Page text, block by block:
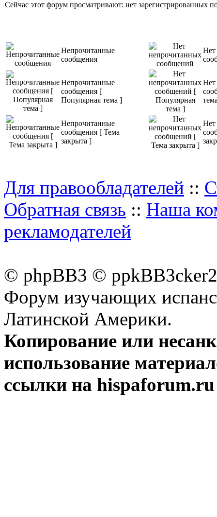
Сейчас этот форум просматривают: нет зарегистрированных
Непрочитанные
сообщения
Нет
Непрочитанные
сообщения [
Популярная тема ]
Нет
Непрочитанные
сообщения [ Тема
закрыта ]
Нет
Для правообладателей ::
Обратная связь :: Наша
рекламодателей
© phpBB3 ©
Форум изучающих
Латинской Америки.
Копирование или
использование
ссылки на hispaforum.ru